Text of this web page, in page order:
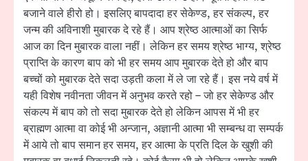
बजाने वाले हीरो हो। इसलिए बापदादा हर सेकेण्ड, हर संकल्प, हर
जन्म की अविनाशी मुबारक दे रहे हैं। आप श्रेष्ठ आत्माओं का सिर्फ
आज का दिन मुबारक वाला नहीं। लेकिन हर समय श्रेष्ठ भाग्य, श्रेष्ठ
प्राप्ति के कारण बाप को भी हर समय आप मुबारक देते हो और बाप
बच्चों को मुबारक देते सदा उड़ती कला में ले जा रहे हैं। इस नये वर्ष में
यही विशेष नवीनता जीवन में अनुभव करते रहो – जो हर सेकेण्ड और
संकल्प में बाप को तो सदा मुबारक देते हो लेकिन आपस में भी हर
ब्राह्मण आत्मा वा कोई भी अन्जान, अज्ञानी आत्मा भी सम्बन्ध वा सम्पर्क
में आये तो बाप समान हर समय, हर आत्मा के प्रति दिल के खुशी की